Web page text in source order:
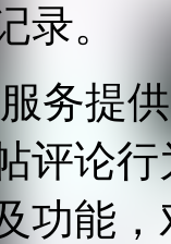
录。
务提
评论
功能